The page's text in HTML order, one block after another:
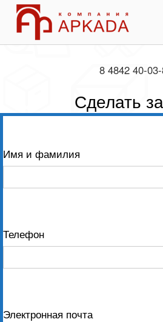
content
Home
8 4842 40-
Сделать
Имя и фамилия
Телефон
Электронная почта